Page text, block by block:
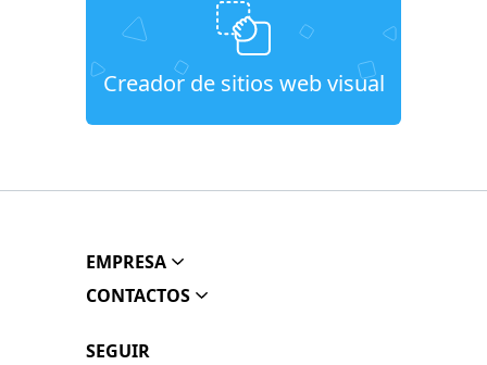
Creador de sitios web visual
EMPRESA
CONTACTOS
SEGUIR